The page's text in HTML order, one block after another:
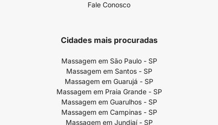
Fale Conosco
Cidades mais procuradas
Massagem em São Paulo - SP
Massagem em Santos - SP
Massagem em Guarujá - SP
Massagem em Praia Grande - SP
Massagem em Guarulhos - SP
Massagem em Campinas - SP
Massagem em Jundiaí - SP